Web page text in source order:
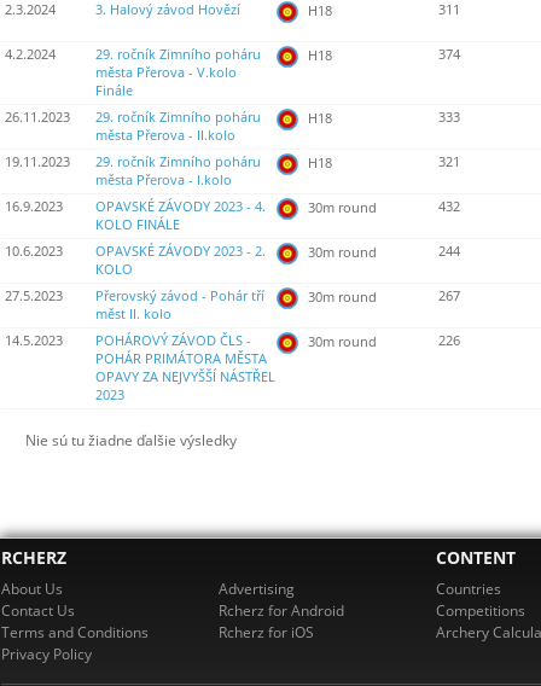
2.3.2024 3. Halový závod Hovězí H18 311
4.2.2024
29. ročník Zimního poháru
města Přerova - V.kolo
Finále
H18 374
26.11.2023
29. ročník Zimního poháru
města Přerova - II.kolo
H18 333
19.11.2023
29. ročník Zimního poháru
města Přerova - I.kolo
H18 321
16.9.2023
OPAVSKÉ ZÁVODY 2023 - 4.
KOLO FINÁLE
30m round 432
10.6.2023
OPAVSKÉ ZÁVODY 2023 - 2.
KOLO
30m round 244
27.5.2023
Přerovský závod - Pohár tří
měst II. kolo
30m round 267
14.5.2023
POHÁROVÝ ZÁVOD ČLS -
POHÁR PRIMÁTORA MĚSTA
OPAVY ZA NEJVYŠŠÍ NÁSTŘEL
2023
30m round 226
Nie sú tu žiadne ďalšie výsledky
RCHERZ
About Us
Contact Us
Terms and Conditions
Privacy Policy
Advertising
Rcherz for Android
Rcherz for iOS
CONTENT
Countries
Competitions
Archery